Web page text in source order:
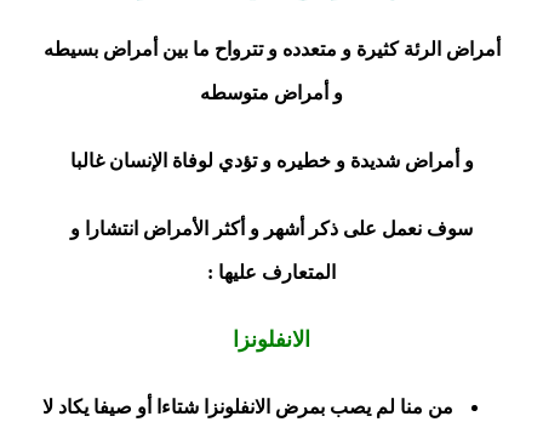
أمراض الرئة كثيرة و متعدده و تترواح ما بين أمراض بسيطه
و أمراض متوسطه
و أمراض شديدة و خطيره و تؤدي لوفاة الإنسان غالبا
سوف نعمل على ذكر أشهر و أكثر الأمراض انتشارا و
المتعارف عليها :
الانفلونزا
من منا لم يصب بمرض الانفلونزا شتاءا أو صيفا يكاد لا